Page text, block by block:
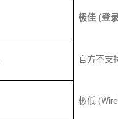
极佳 (登
官方不支
极低